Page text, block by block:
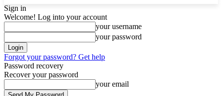
Sign in
Welcome! Log into your account
your username
your password
Forgot your password? Get help
Password recovery
Recover your password
your email